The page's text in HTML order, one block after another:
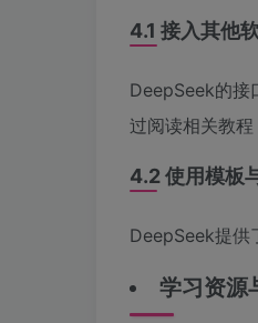
4.1 接入其他
DeepSeek的接
过阅读相关教程
4.2 使用模板
DeepSeek提供
学习资源